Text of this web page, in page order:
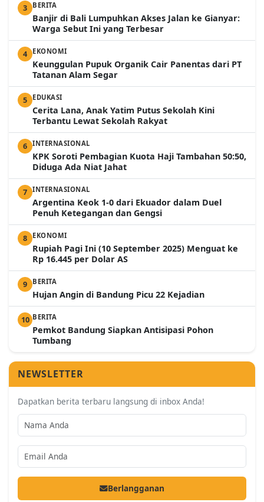
3 BERITA
Banjir di Bali Lumpuhkan Akses Jalan ke Gianyar:
Warga Sebut Ini yang Terbesar
4 EKONOMI
Keunggulan Pupuk Organik Cair Panentas dari PT
Tatanan Alam Segar
5 EDUKASI
Cerita Lana, Anak Yatim Putus Sekolah Kini
Terbantu Lewat Sekolah Rakyat
6 INTERNASIONAL
KPK Soroti Pembagian Kuota Haji Tambahan 50:50,
Diduga Ada Niat Jahat
7 INTERNASIONAL
Argentina Keok 1-0 dari Ekuador dalam Duel
Penuh Ketegangan dan Gengsi
8 EKONOMI
Rupiah Pagi Ini (10 September 2025) Menguat ke
Rp 16.445 per Dolar AS
9 BERITA
Hujan Angin di Bandung Picu 22 Kejadian
10 BERITA
Pemkot Bandung Siapkan Antisipasi Pohon
Tumbang
NEWSLETTER
Dapatkan berita terbaru langsung di inbox Anda!
Berlangganan